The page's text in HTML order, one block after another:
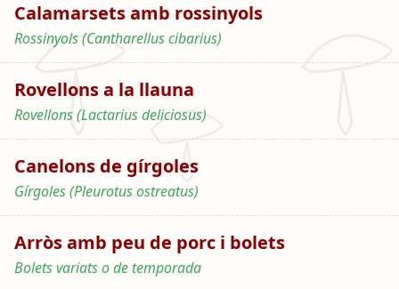
Calamarsets amb rossinyols
Rossinyols (Cantharellus cibarius)
Rovellons a la llauna
Rovellons (Lactarius deliciosus)
Canelons de gírgoles
Gírgoles (Pleurotus ostreatus)
Arròs amb peu de porc i bolets
Bolets variats o de temporada